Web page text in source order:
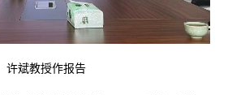
许斌教授作报告